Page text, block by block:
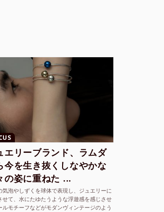
エリーブランド、ラムダ
今を生き抜くしなやかな
の姿に重ねた ...
気泡やしずくを球体で表現し、ジュエリーに
せて、水にたゆたうような浮遊感を感じさせ
ルモチーフなどがモダンヴィンテージのよう